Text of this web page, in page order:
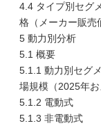
4.4 タイプ別セグ
格（メーカー販売
5 動力別分析
5.1 概要
5.1.1 動力別セグ
場規模（2025年お
5.1.2 電動式
5.1.3 非電動式